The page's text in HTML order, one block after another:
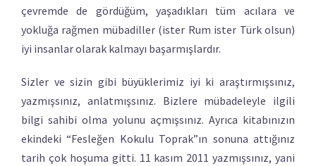
çevremde de gördüğüm, yaşadıkları tüm acılara ve
yokluğa rağmen mübadiller (ister Rum ister Türk olsun)
iyi insanlar olarak kalmayı başarmışlardır.
Sizler ve sizin gibi büyüklerimiz iyi ki araştırmışsınız,
yazmışsınız, anlatmışsınız. Bizlere mübadeleyle ilgili
bilgi sahibi olma yolunu açmışsınız. Ayrıca kitabınızın
ekindeki “Fesleğen Kokulu Toprak”ın sonuna attığınız
tarih çok hoşuma gitti. 11 kasım 2011 yazmışsınız, yani